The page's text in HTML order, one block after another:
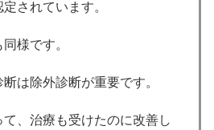
されています。
様です。
は除外診断が重要です。
、治療も受けたのに改善し